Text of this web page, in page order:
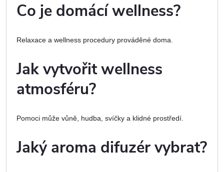
Co je domácí wellness?
Relaxace a wellness procedury prováděné doma.
Jak vytvořit wellness
atmosféru?
Pomoci může vůně, hudba, svíčky a klidné prostředí.
Jaký aroma difuzér vybrat?